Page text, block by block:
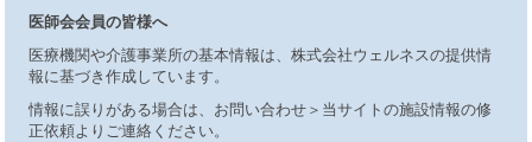
医師会会員の皆様へ
医療機関や介護事業所の基本情報は、株式会社ウェルネスの提供情
報に基づき作成しています。
情報に誤りがある場合は、お問い合わせ＞当サイトの施設情報の修
正依頼よりご連絡ください。